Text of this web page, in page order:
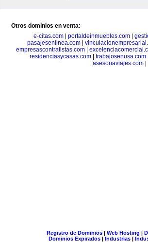
Otros dominios en venta:
e-citas.com
portaldeinmuebles.com
pasajesenlinea.com
empresascontratistas.com
residenciasycasas.com| trabajosenusa.com
asesoriaviajes.com|
Registro de Dominios| Web Hosting |
Dominios Expirados | Industrias |